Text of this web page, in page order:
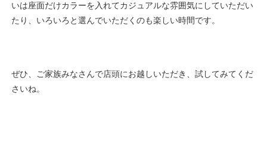
いは座面だけカラーを入れてカジュアルな雰囲気にしていただい
たり、いろいろと選んでいただくのも楽しい時間です。
ぜひ、ご家族みなさんで店頭にお越しいただき、試してみてくだ
さいね。